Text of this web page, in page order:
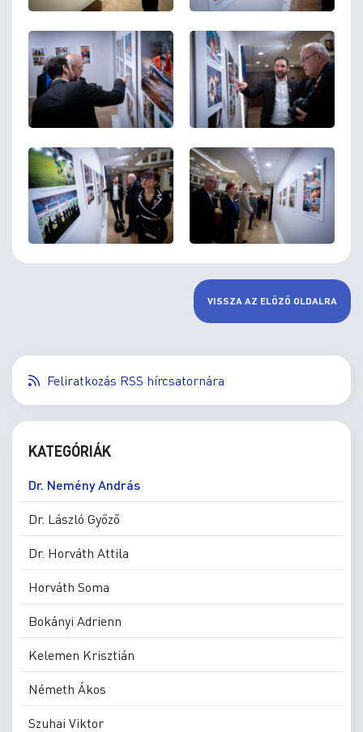
VISSZA AZ ELŐZŐ OLDALRA
Feliratkozás RSS hírcsatornára
KATEGÓRIÁK
Dr. Nemény András
Dr. László Győző
Dr. Horváth Attila
Horváth Soma
Bokányi Adrienn
Kelemen Krisztián
Németh Ákos
Szuhai Viktor